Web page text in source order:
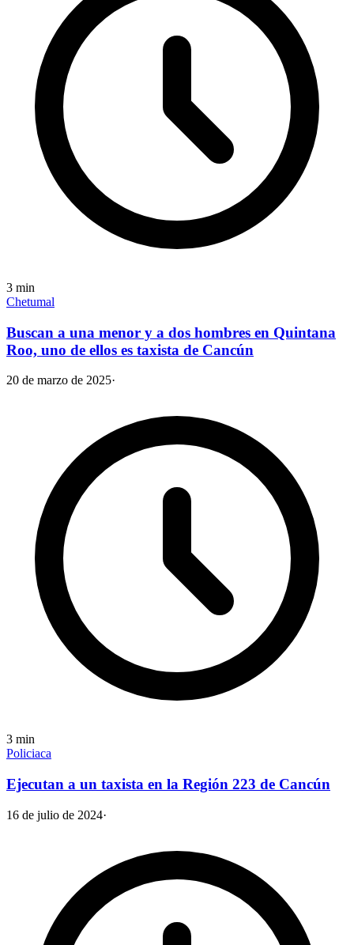
3 min
Chetumal
Buscan a una menor y a dos hombres en Quintana
Roo, uno de ellos es taxista de Cancún
20 de marzo de 2025·
3 min
Policiaca
Ejecutan a un taxista en la Región 223 de Cancún
16 de julio de 2024·